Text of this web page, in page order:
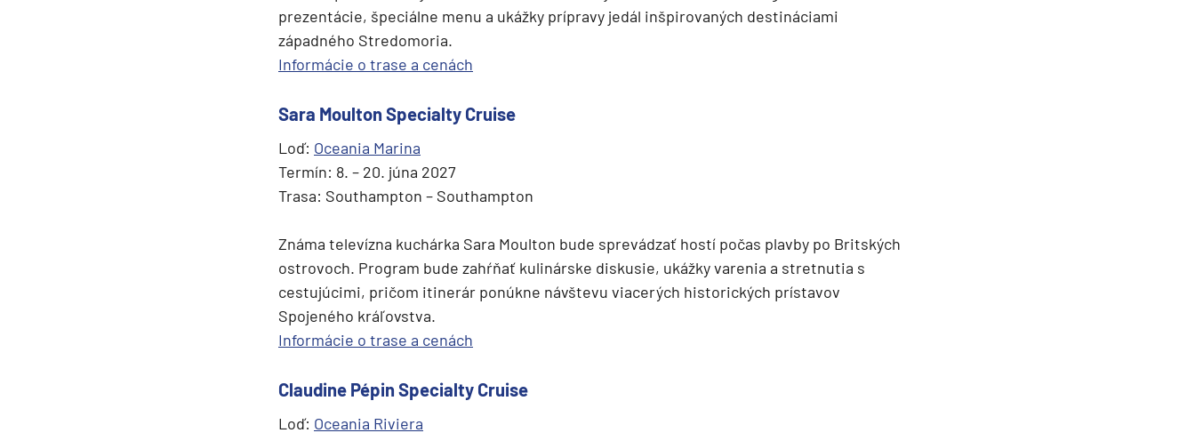
Repozičné plavby
Repozičné plavby
Transatlantické plavby
⇆ Panamský kanál
⇆ Suezský prieplav
Plavby okolo sveta
Plavby okolo sveta
Expedičné plavby
Antarktída
Arktída
prezentácie, špeciálne menu a ukážky prípravy jedál inšpirovaných destináciami
západného Stredomoria.
Informácie o trase a cenách
Sara Moulton Specialty Cruise
Loď: Oceania Marina
Termín: 8. – 20. júna 2027
Trasa: Southampton – Southampton
Známa televízna kuchárka Sara Moulton bude sprevádzať hostí počas plavby po Britských
ostrovoch. Program bude zahŕňať kulinárske diskusie, ukážky varenia a stretnutia s
cestujúcimi, pričom itinerár ponúkne návštevu viacerých historických prístavov
Spojeného kráľovstva.
Informácie o trase a cenách
Claudine Pépin Specialty Cruise
Loď: Oceania Riviera